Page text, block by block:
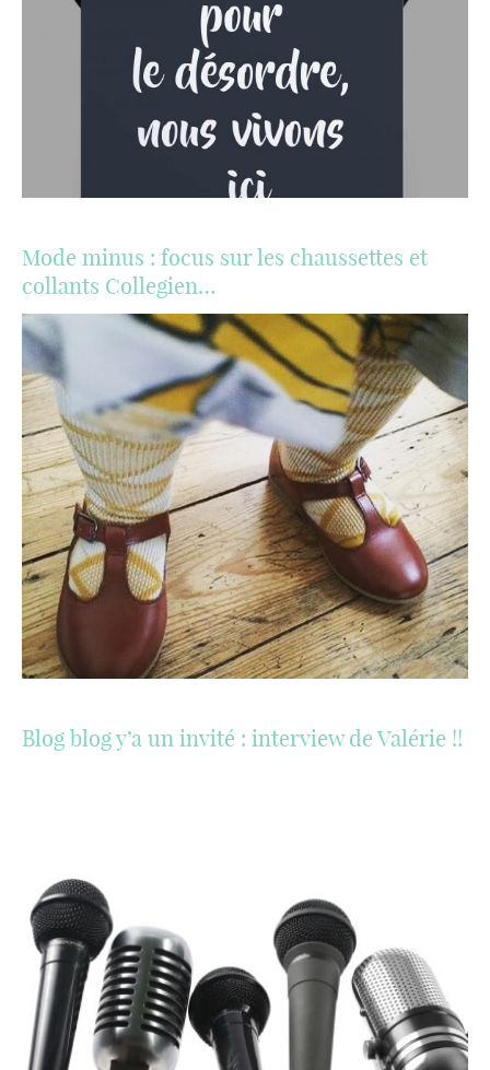
Mode minus : focus sur les chaussettes et
collants Collegien…
Blog blog y’a un invité : interview de Valérie !!